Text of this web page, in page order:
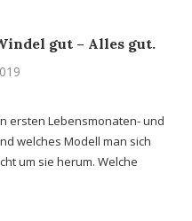
gut – Alles gut.
ersten Lebensmonaten- und
welches Modell man sich
um sie herum. Welche